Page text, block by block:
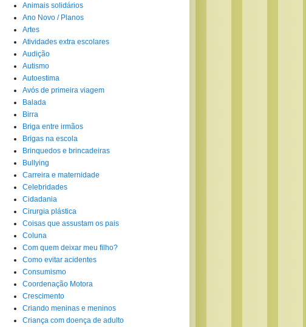
Animais solidários
Ano Novo / Planos
Artes
Atividades extra escolares
Audição
Autismo
Autoestima
Avós de primeira viagem
Balada
Birra
Briga entre irmãos
Brigas na escola
Brinquedos e brincadeiras
Bullying
Carreira e maternidade
Celebridades
Cidadania
Cirurgia plástica
Coisas que assustam os pais
Coluna
Com quem deixar meu filho?
Como evitar acidentes
Consumismo
Coordenação Motora
Crescimento
Criando meninas e meninos
Criança com doença de adulto